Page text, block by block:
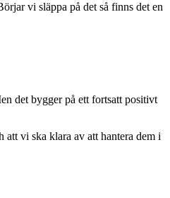
vi släppa på det så finns det en
det bygger på ett fortsatt positivt
vi ska klara av att hantera dem i